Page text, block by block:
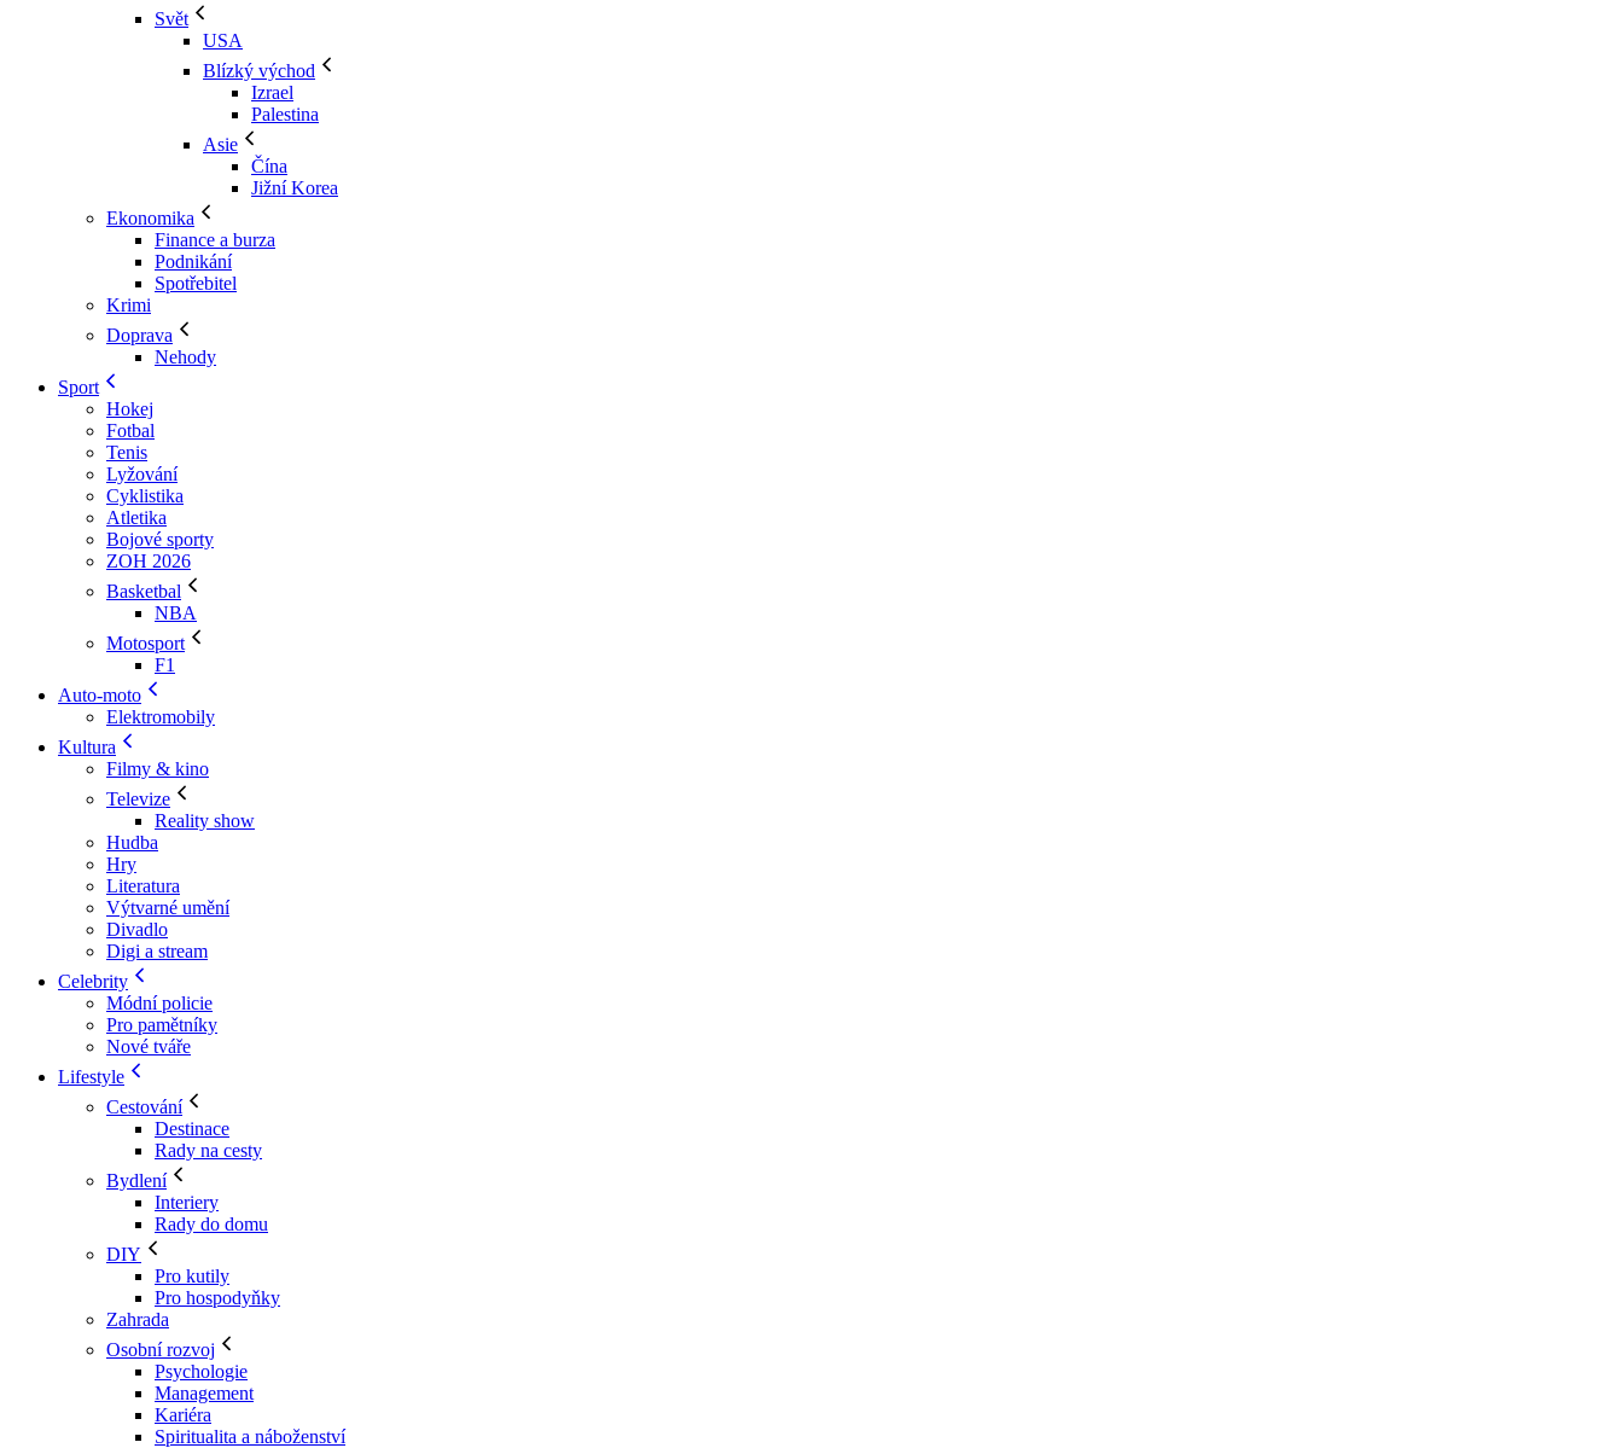
Svět
USA
Blízký východ
Izrael
Palestina
Asie
Čína
Jižní Korea
Ekonomika
Finance a burza
Podnikání
Spotřebitel
Krimi
Doprava
Nehody
Sport
Hokej
Fotbal
Tenis
Lyžování
Cyklistika
Atletika
Bojové sporty
ZOH 2026
Basketbal
NBA
Motosport
F1
Auto-moto
Elektromobily
Kultura
Filmy & kino
Televize
Reality show
Hudba
Hry
Literatura
Výtvarné umění
Divadlo
Digi a stream
Celebrity
Módní policie
Pro pamětníky
Nové tváře
Lifestyle
Cestování
Destinace
Rady na cesty
Bydlení
Interiery
Rady do domu
DIY
Pro kutily
Pro hospodyňky
Zahrada
Osobní rozvoj
Psychologie
Management
Kariéra
Spiritualita a náboženství